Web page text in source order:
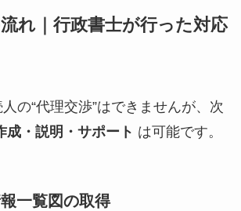
れ｜行政書士が行った対応
の“代理交渉”はできませんが、次
成・説明・サポート は可能です。
一覧図の取得